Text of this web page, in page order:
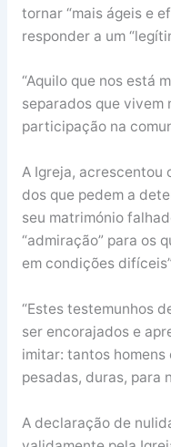
tornar “mais ágeis e
responder a um
“Aquilo que nos está
separados que vivem
participação na
A Igreja, acrescentou
dos que pedem a
seu matrimónio
“admiração” para os
em condições
“Estes testemunhos
ser encorajados e
imitar: tantos
pesadas, duras, para
A declaração de